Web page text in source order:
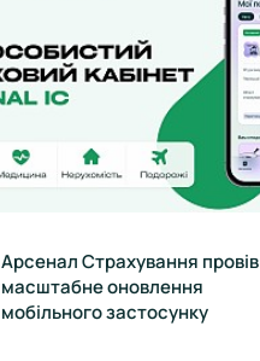
Арсенал Страхування провів
масштабне оновлення
мобільного застосунку